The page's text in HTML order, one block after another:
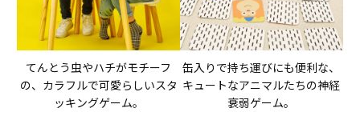
てんとう虫やハチがモチーフ
の、カラフルで可愛らしいスタ
ッキングゲーム。
缶入りで持ち運びにも便利な、
キュートなアニマルたちの神経
衰弱ゲーム。